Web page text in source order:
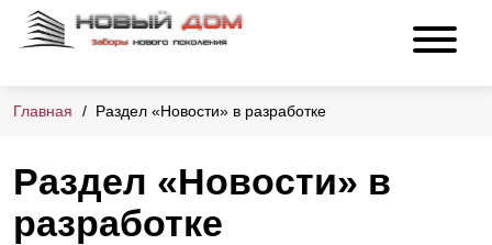
Главная Раздел «Новости» в разработке
Раздел «Новости» в
разработке